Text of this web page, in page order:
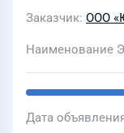
Заказчик ООО
Наименование
Дата